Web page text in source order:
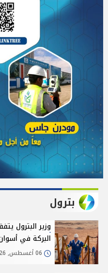
بترول
وزير البترول
البركة في أسوان